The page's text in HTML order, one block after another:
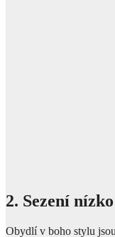
2. Sezení
Obydlí v boho stylu